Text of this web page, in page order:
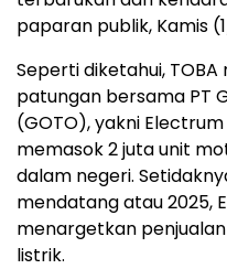
paparan publik, Kamis
Seperti diketahui,
patungan bersama PT
(GOTO), yakni
memasok 2 juta unit
dalam negeri.
mendatang atau 2025,
menargetkan
listrik.